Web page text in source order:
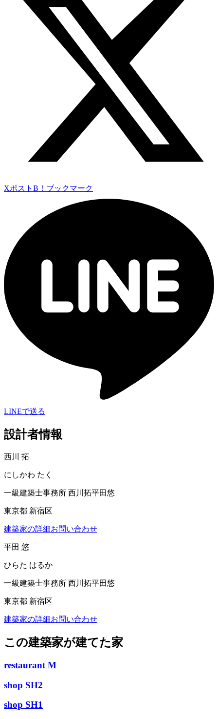
Xポスト B！ブックマーク
LINEで送る
設計者情報
西川 拓
にしかわ たく
一級建築士事務所 西川拓平田悠
東京都 新宿区
建築家の詳細お問い合わせ
平田 悠
ひらた はるか
一級建築士事務所 西川拓平田悠
東京都 新宿区
建築家の詳細お問い合わせ
この建築家が建てた家
restaurant M
shop SH2
shop SH1